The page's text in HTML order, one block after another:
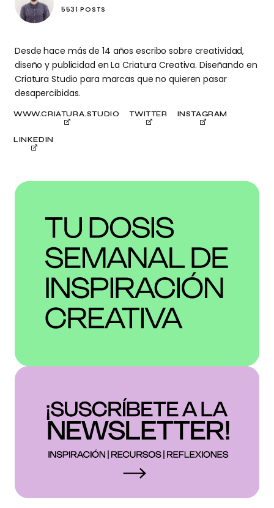
5531 POSTS
Desde hace más de 14 años escribo sobre creatividad,
diseño y publicidad en La Criatura Creativa. Diseñando en
Criatura Studio para marcas que no quieren pasar
desapercibidas.
WWW.CRIATURA.STUDIO TWITTER INSTAGRAM
LINKEDIN